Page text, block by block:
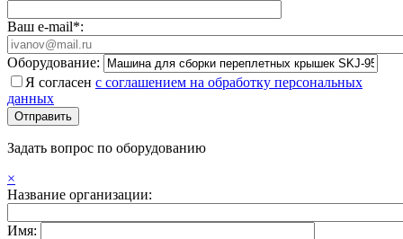
Ваш e-mail*:
Оборудование:
Я согласен с соглашением на обработку персональных
данных
Задать вопрос по оборудованию
×
Название организации:
Имя: